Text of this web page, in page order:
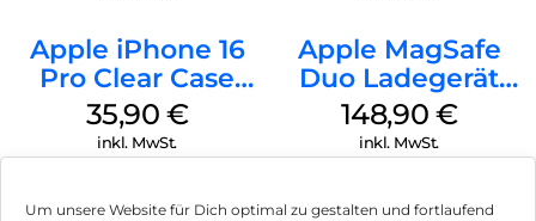
Um unsere Website für Dich optimal zu gestalten und fortlaufend
Apple iPhone 16
Pro Clear Case
MagSafe
Transparent
35,90 €
inkl. MwSt.
Apple MagSafe
Duo Ladegerät
Weiß
148,90 €
inkl. MwSt.